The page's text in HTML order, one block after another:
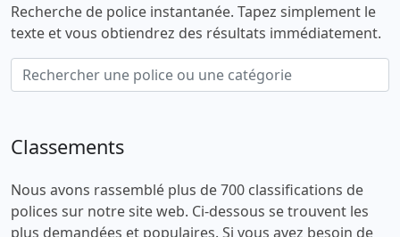
Recherche de police instantanée. Tapez simplement le
texte et vous obtiendrez des résultats immédiatement.
Classements
Nous avons rassemblé plus de 700 classifications de
polices sur notre site web. Ci-dessous se trouvent les
plus demandées et populaires. Si vous avez besoin de